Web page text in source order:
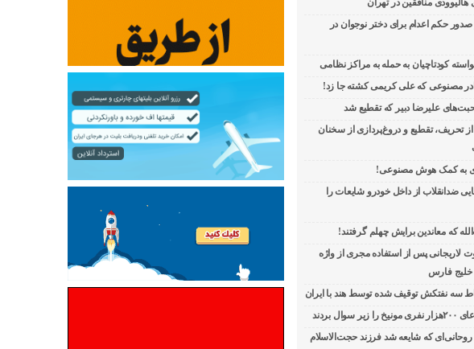
هالیوودی منافقین در تهران
حکم اعدام برای دختر نوجوان در
کودتاچیان به حمله به مراکز نظامی
مصنوعی که علی کریمی کشته جا زد!
علیرضا دبیر که تقطیع شد
تحریف، تقطیع و دروغ‌پردازی از سخنان
به کمک هوش مصنوعی!
ضدانقلاب از داخل خودرو شایعات را
که معاندین برایش چهلم گرفتند!
لاریجانی پس از استفاده مجری از واژه
خلیج فارس
سه نفتکش توقیف شده توسط هند با ایران
سوال بردند
که شایعه شد فرزند حجت‌الاسلام